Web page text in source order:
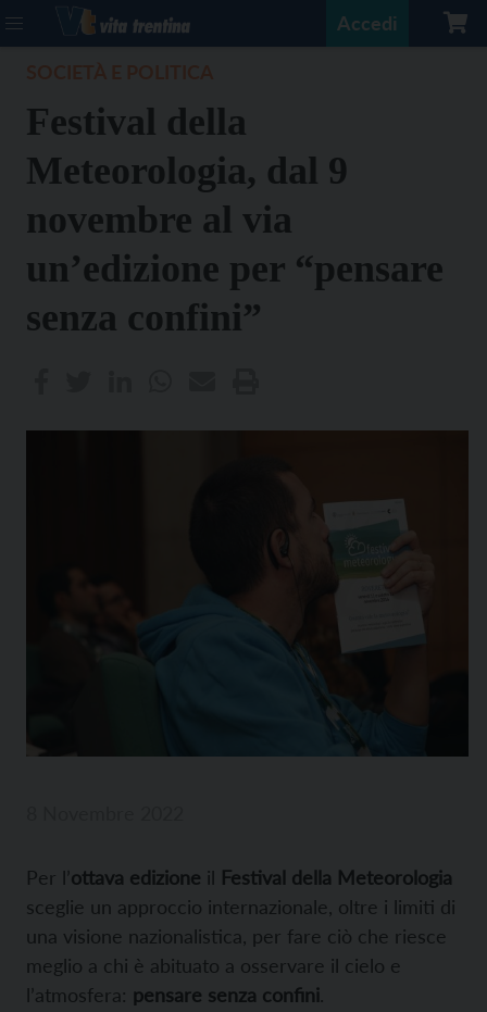
Accedi
Festival della
Meteorologia, dal 9
novembre al via
un’edizione per “pensare
senza confini”
Per l’ottava edizione il Festival della Meteorologia
sceglie un approccio internazionale, oltre i limiti di
una visione nazionalistica, per fare ciò che riesce
meglio a chi è abituato a osservare il cielo e
l’atmosfera: pensare senza confini.